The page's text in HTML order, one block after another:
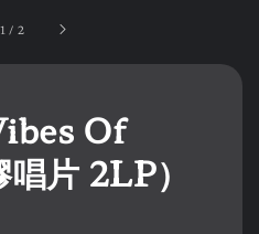
1 / 2
Of
片 2LP）